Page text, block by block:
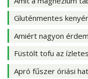
Gluténmentes
Amiért nagyon
Füstölt tofu az
Apró fűszer óriási